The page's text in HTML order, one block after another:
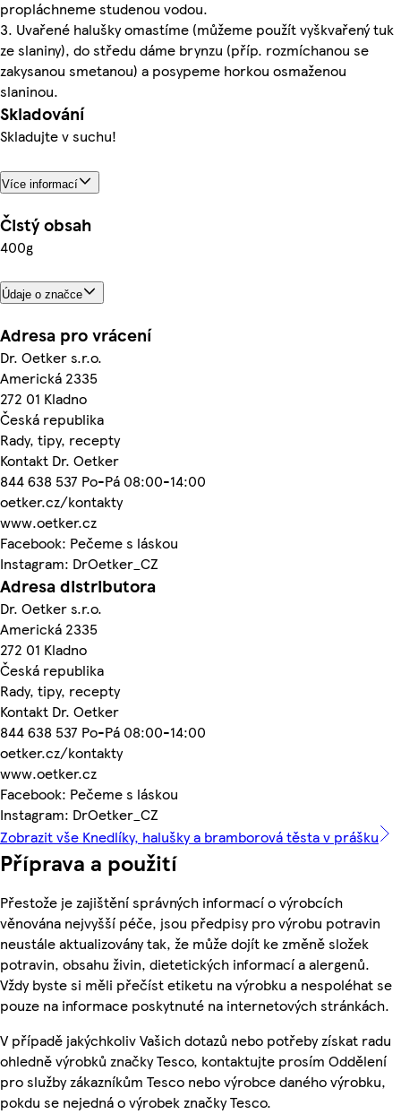
propláchneme studenou vodou.
3. Uvařené halušky omastíme (můžeme použít vyškvařený tuk
ze slaniny), do středu dáme brynzu (příp. rozmíchanou se
zakysanou smetanou) a posypeme horkou osmaženou
slaninou.
Skladování
Skladujte v suchu!
Více informací
Čistý obsah
400g
Údaje o značce
Adresa pro vrácení
Dr. Oetker s.r.o.
Americká 2335
272 01 Kladno
Česká republika
Rady, tipy, recepty
Kontakt Dr. Oetker
844 638 537 Po-Pá 08:00-14:00
oetker.cz/kontakty
www.oetker.cz
Facebook: Pečeme s láskou
Instagram: DrOetker_CZ
Adresa distributora
Dr. Oetker s.r.o.
Americká 2335
272 01 Kladno
Česká republika
Rady, tipy, recepty
Kontakt Dr. Oetker
844 638 537 Po-Pá 08:00-14:00
oetker.cz/kontakty
www.oetker.cz
Facebook: Pečeme s láskou
Instagram: DrOetker_CZ
Zobrazit vše Knedlíky, halušky a bramborová těsta v prášku
Příprava a použití
Přestože je zajištění správných informací o výrobcích
věnována nejvyšší péče, jsou předpisy pro výrobu potravin
neustále aktualizovány tak, že může dojít ke změně složek
potravin, obsahu živin, dietetických informací a alergenů.
Vždy byste si měli přečíst etiketu na výrobku a nespoléhat se
pouze na informace poskytnuté na internetových stránkách.
V případě jakýchkoliv Vašich dotazů nebo potřeby získat radu
ohledně výrobků značky Tesco, kontaktujte prosím Oddělení
pro služby zákazníkům Tesco nebo výrobce daného výrobku,
pokdu se nejedná o výrobek značky Tesco.